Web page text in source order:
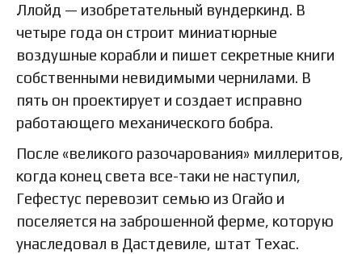
Ллойд — изобретательный вундеркинд. В
четыре года он строит миниатюрные
воздушные корабли и пишет секретные книги
собственными невидимыми чернилами. В
пять он проектирует и создает исправно
работающего механического бобра.
После «великого разочарования» миллеритов,
когда конец света все-таки не наступил,
Гефестус перевозит семью из Огайо и
поселяется на заброшенной ферме, которую
унаследовал в Дастдевиле, штат Техас.